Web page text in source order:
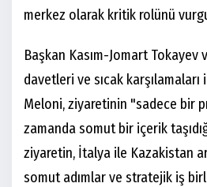
merkez olarak kritik rolünü
Başkan Kasım-Jomart Tokayev
davetleri ve sıcak
Meloni, ziyaretinin "sadece bir
zamanda somut bir içerik
ziyaretin, İtalya ile Kazakistan
somut adımlar ve stratejik iş